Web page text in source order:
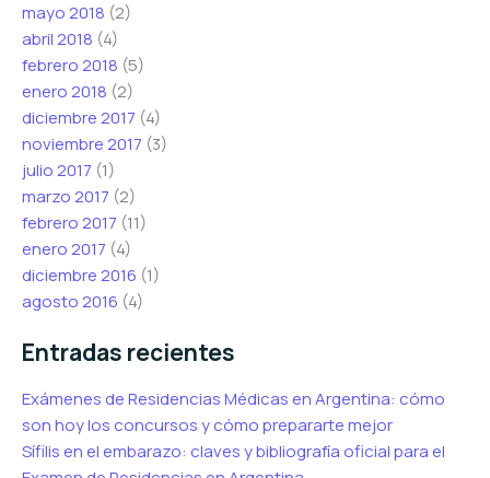
mayo 2018 (2)
abril 2018 (4)
febrero 2018 (5)
enero 2018 (2)
diciembre 2017 (4)
noviembre 2017 (3)
julio 2017 (1)
marzo 2017 (2)
febrero 2017 (11)
enero 2017 (4)
diciembre 2016 (1)
agosto 2016 (4)
Entradas recientes
Exámenes de Residencias Médicas en Argentina: cómo
son hoy los concursos y cómo prepararte mejor
Sífilis en el embarazo: claves y bibliografía oficial para el